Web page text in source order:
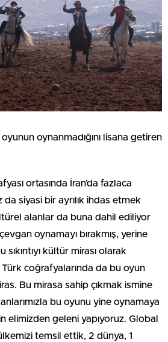
oynanmadığını lisana getiren
ortasında İran’da fazlaca
da siyasi bir ayrılık ihdas etmek
alanlar da buna dahil ediliyor
oynamayı bırakmış, yerine
kültür mirası olarak
coğrafyalarında da bu oyun
Bu mirasa sahip çıkmak ismine
bu oyunu yine oynamaya
elimizden geleni yapıyoruz. Global
temsil ettik, 2 dünya, 1